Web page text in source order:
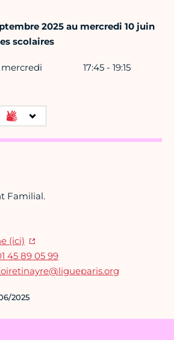
2025 au mercredi 10 juin
scolaires
mercredi 17:45 - 19:15
Familial.
(ici)
45 89 05 99
2025